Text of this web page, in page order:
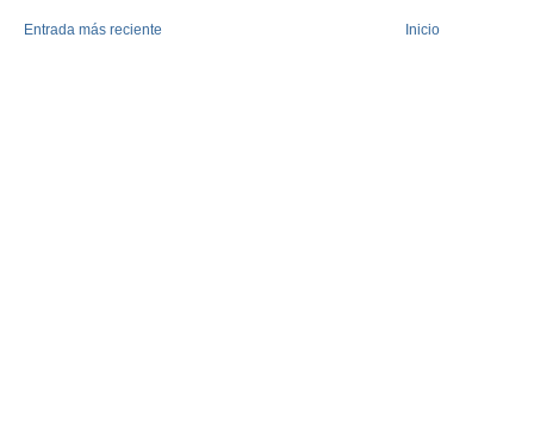
Entrada más reciente Inicio